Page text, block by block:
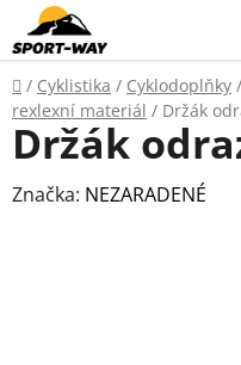
Přejít
na
obsah
Domů
/ Cyklistika / Cyklodoplňky /
rexlexní materiál / Držák
Držák
Značka: NEZARADENÉ